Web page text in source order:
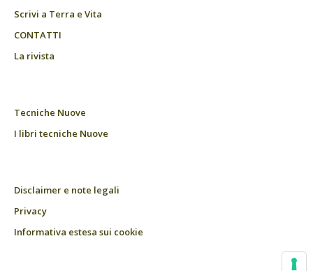
Scrivi a Terra e Vita
CONTATTI
La rivista
Tecniche Nuove
I libri tecniche Nuove
Disclaimer e note legali
Privacy
Informativa estesa sui cookie